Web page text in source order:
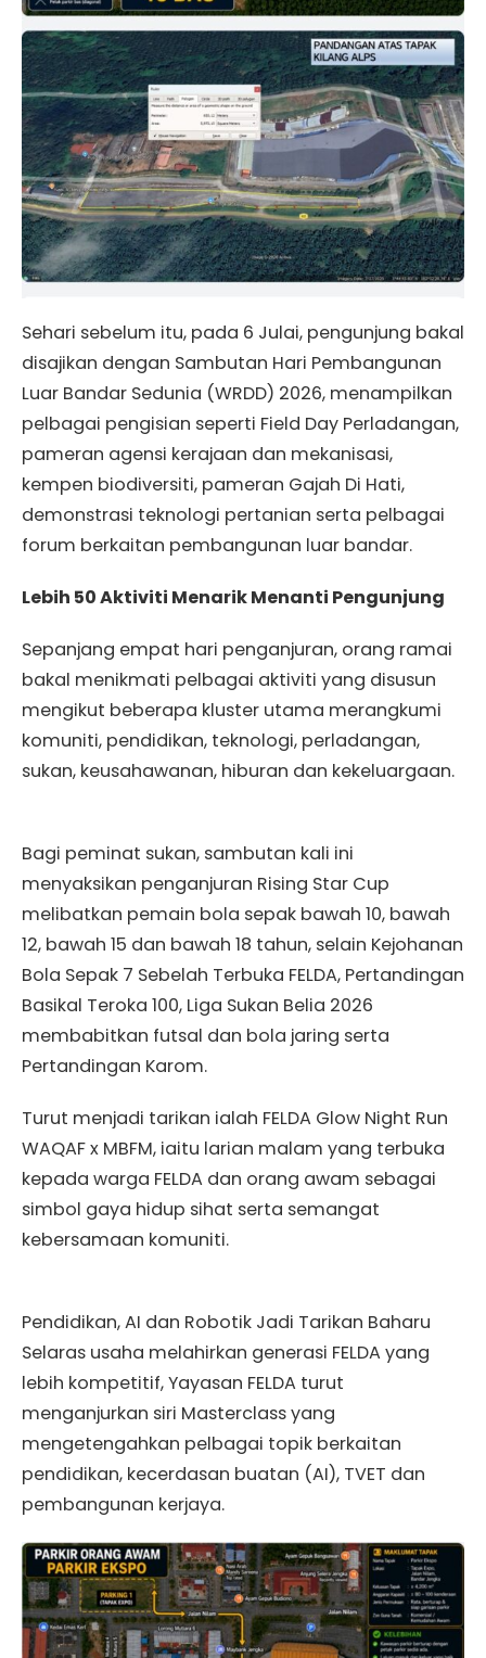
Sehari sebelum itu, pada 6 Julai, pengunjung bakal
disajikan dengan Sambutan Hari Pembangunan
Luar Bandar Sedunia (WRDD) 2026, menampilkan
pelbagai pengisian seperti Field Day Perladangan,
pameran agensi kerajaan dan mekanisasi,
kempen biodiversiti, pameran Gajah Di Hati,
demonstrasi teknologi pertanian serta pelbagai
forum berkaitan pembangunan luar bandar.
Lebih 50 Aktiviti Menarik Menanti Pengunjung
Sepanjang empat hari penganjuran, orang ramai
bakal menikmati pelbagai aktiviti yang disusun
mengikut beberapa kluster utama merangkumi
komuniti, pendidikan, teknologi, perladangan,
sukan, keusahawanan, hiburan dan kekeluargaan.
Bagi peminat sukan, sambutan kali ini
menyaksikan penganjuran Rising Star Cup
melibatkan pemain bola sepak bawah 10, bawah
12, bawah 15 dan bawah 18 tahun, selain Kejohanan
Bola Sepak 7 Sebelah Terbuka FELDA, Pertandingan
Basikal Teroka 100, Liga Sukan Belia 2026
membabitkan futsal dan bola jaring serta
Pertandingan Karom.
Turut menjadi tarikan ialah FELDA Glow Night Run
WAQAF x MBFM, iaitu larian malam yang terbuka
kepada warga FELDA dan orang awam sebagai
simbol gaya hidup sihat serta semangat
kebersamaan komuniti.
Pendidikan, AI dan Robotik Jadi Tarikan Baharu
Selaras usaha melahirkan generasi FELDA yang
lebih kompetitif, Yayasan FELDA turut
menganjurkan siri Masterclass yang
mengetengahkan pelbagai topik berkaitan
pendidikan, kecerdasan buatan (AI), TVET dan
pembangunan kerjaya.